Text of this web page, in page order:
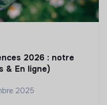
2026 : notre
& En ligne)
2025